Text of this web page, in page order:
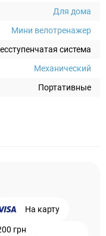
Для дома
Мини велотренажер
система
Механический
Портативные
На карту
грн